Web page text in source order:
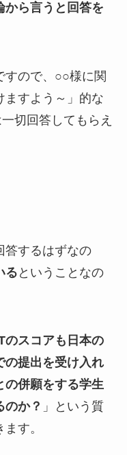
から言うと回答を
すので、○○様に関
ますよう～」的な
切回答してもらえ
答するはずなの
る ということなの
のスコアも日本の
の提出を受け入れ
の併願をする学生
のか？ 」という質
す。